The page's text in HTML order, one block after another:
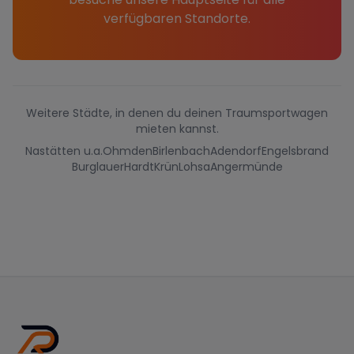
verfügbaren Standorte.
Weitere Städte, in denen du deinen Traumsportwagen
mieten kannst.
Nastätten u.a.OhmdenBirlenbachAdendorfEngelsbrand
BurglauerHardtKrünLohsaAngermünde